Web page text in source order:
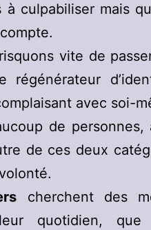
à culpabiliser mais
vite de
régénérateur
avec soi-
de
de ces deux
cherchent des
quotidien,